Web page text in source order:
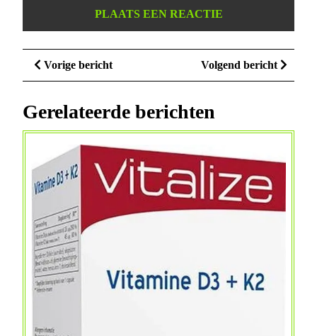
Berichtnavigatie
Vorige berichtVorige
bericht
Volgend bericht
bericht
Gerelateerde berichten